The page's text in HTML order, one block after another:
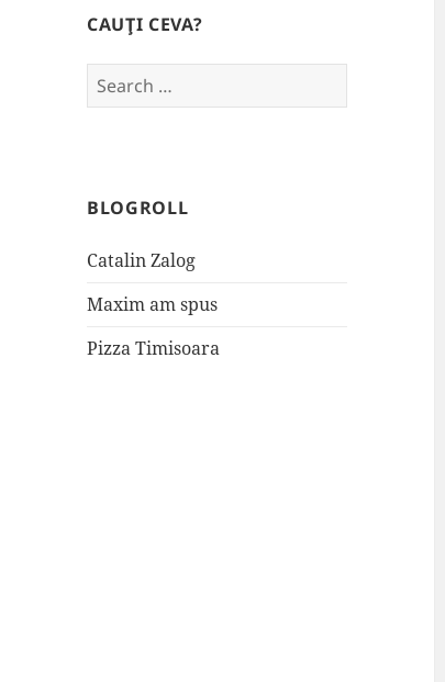
CAUŢI CEVA?
Search
for:
BLOGROLL
Catalin Zalog
Maxim am spus
Pizza Timisoara